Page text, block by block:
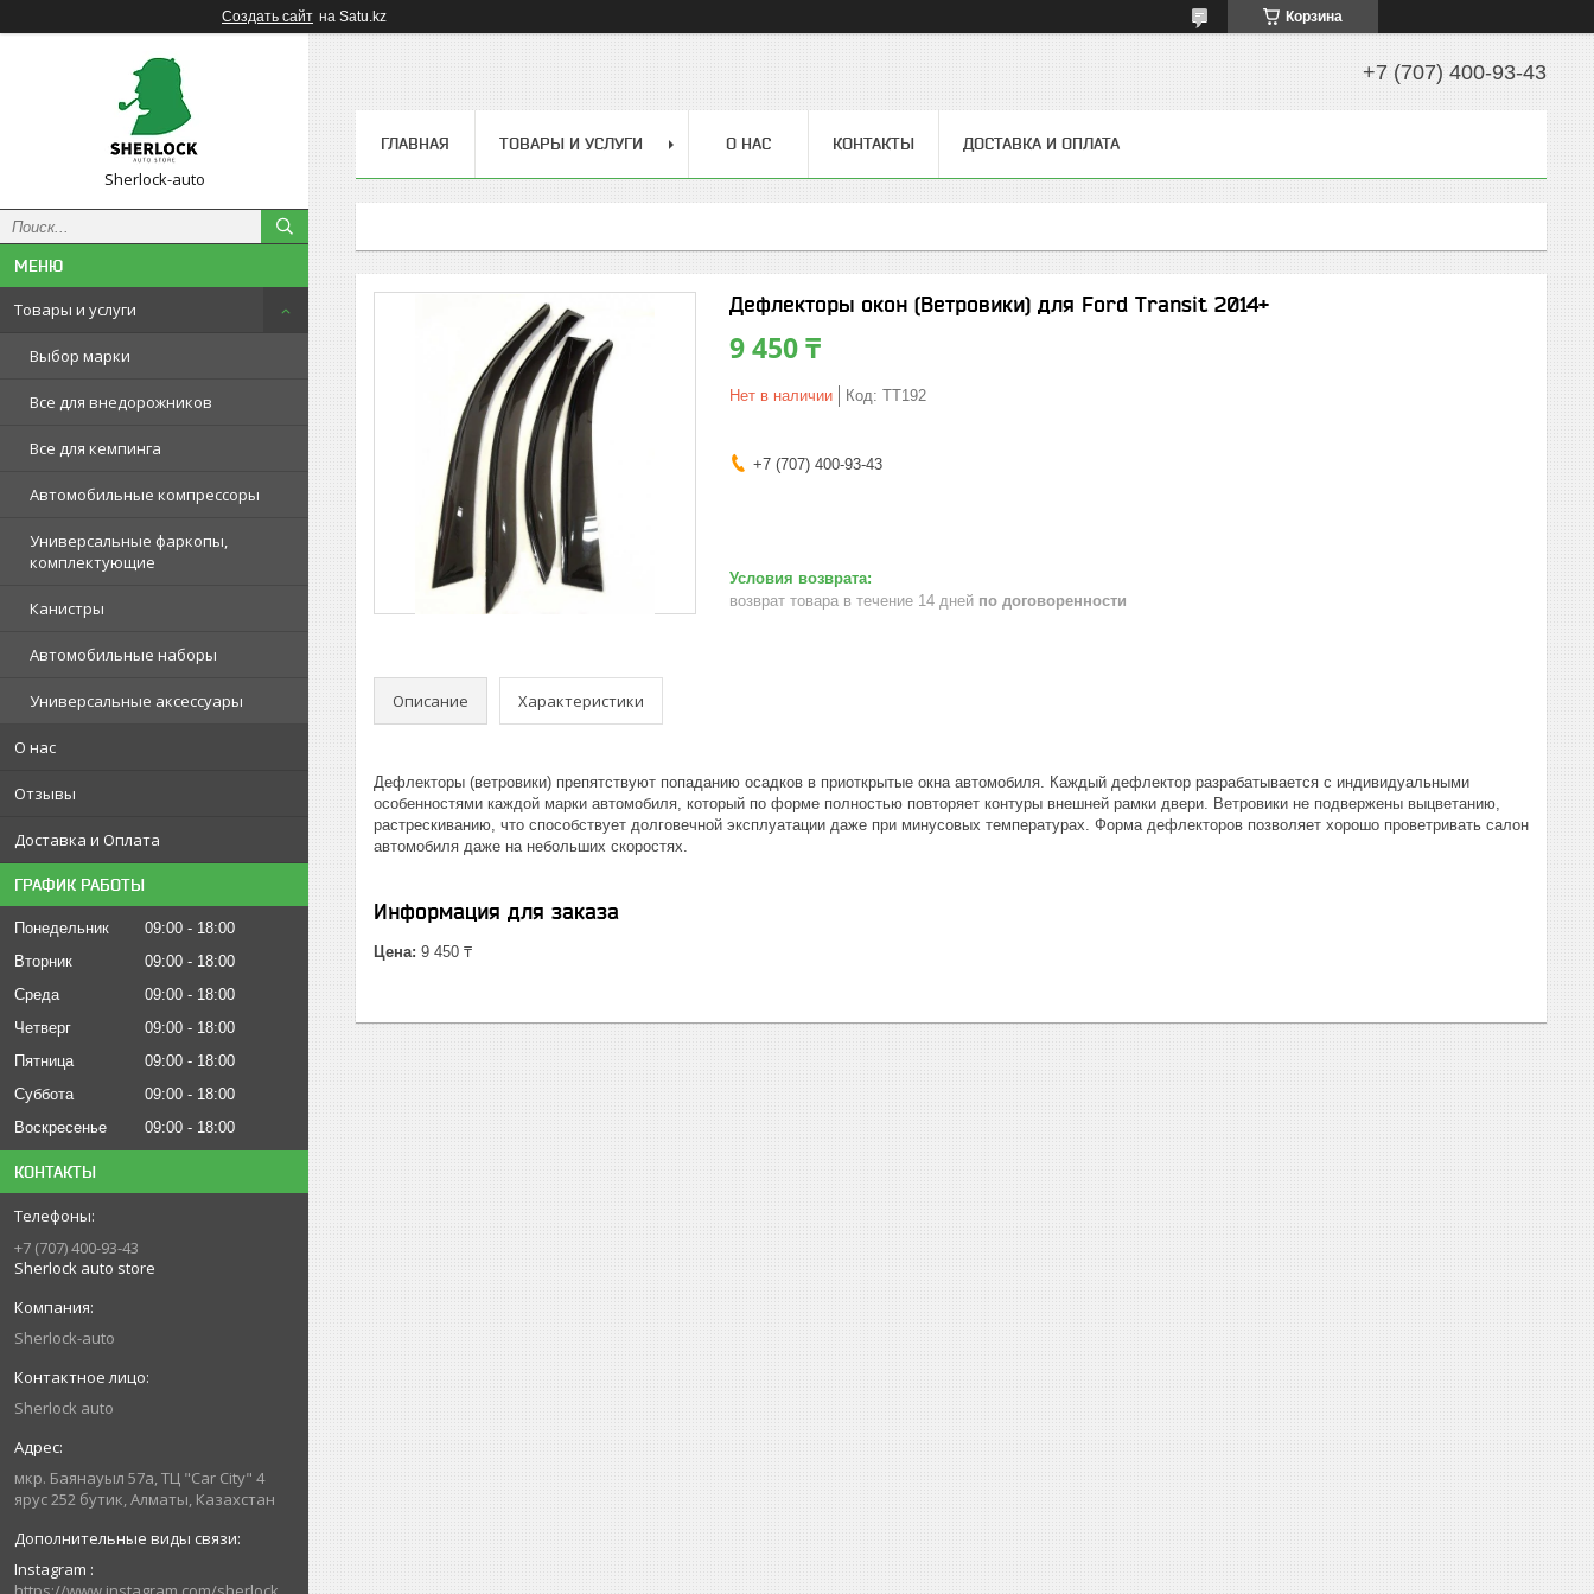
Создать сайт на Satu.kz Корзина
Sherlock-auto
Товары и услуги
Выбор марки
Все для внедорожников
Все для кемпинга
Автомобильные компрессоры
Универсальные фаркопы,
комплектующие
Канистры
Автомобильные наборы
Универсальные аксессуары
О нас
Отзывы
Доставка и Оплата
ГРАФИК РАБОТЫ
Понедельник 09:00
18:00
Вторник
09:00
18:00
Среда
09:00
18:00
Четверг
09:00
18:00
Пятница
09:00
18:00
Суббота
09:00
18:00
Воскресенье
09:00 18:00
КОНТАКТЫ
+7 (707) 400-93-43
Sherlock auto store
Sherlock-auto
Sherlock auto
мкр. Баянауыл 57а, ТЦ "Car Сity" 4
ярус 252 бутик, Алматы, Казахстан
Instagram
+7 (707) 400-93-43
ГЛАВНАЯ ТОВАРЫ И УСЛУГИ О НАС КОНТАКТЫ ДОСТАВКА И ОПЛАТА
Дефлекторы окон (Ветровики) для Ford Transit 2014+
9 450 ₸
Нет в наличии Код: TT192
+7 (707) 400-93-43
возврат товара в течение 14 дней по договоренности
Описание Характеристики
Дефлекторы (ветровики) препятствуют попаданию осадков в приоткрытые окна автомобиля. Каждый дефлектор разрабатывается с индивидуальными
особенностями каждой марки автомобиля, который по форме полностью повторяет контуры внешней рамки двери. Ветровики не подвержены выцветанию,
растрескиванию, что способствует долговечной эксплуатации даже при минусовых температурах. Форма дефлекторов позволяет хорошо проветривать салон
автомобиля даже на небольших скоростях.
Информация для заказа
Цена: 9 450 ₸